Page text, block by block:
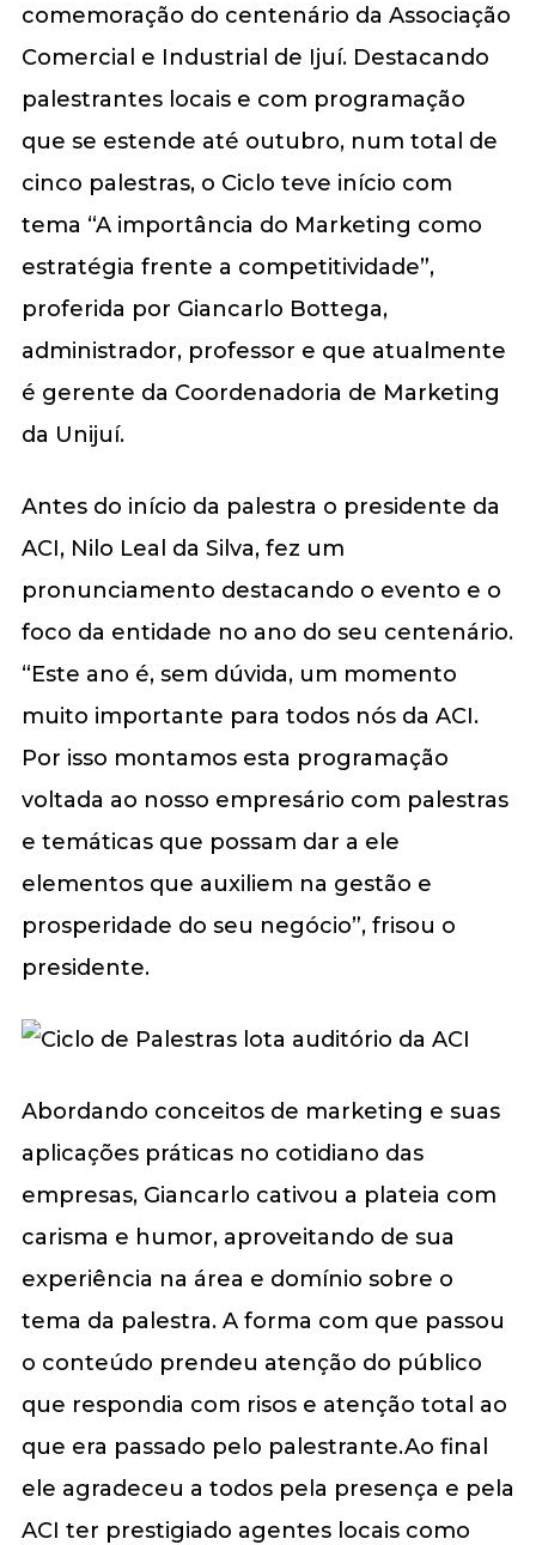
comemoração do centenário da Associação
Comercial e Industrial de Ijuí. Destacando
palestrantes locais e com programação
que se estende até outubro, num total de
cinco palestras, o Ciclo teve início com
tema “A importância do Marketing como
estratégia frente a competitividade”,
proferida por Giancarlo Bottega,
administrador, professor e que atualmente
é gerente da Coordenadoria de Marketing
da Unijuí.
Antes do início da palestra o presidente da
ACI, Nilo Leal da Silva, fez um
pronunciamento destacando o evento e o
foco da entidade no ano do seu centenário.
“Este ano é, sem dúvida, um momento
muito importante para todos nós da ACI.
Por isso montamos esta programação
voltada ao nosso empresário com palestras
e temáticas que possam dar a ele
elementos que auxiliem na gestão e
prosperidade do seu negócio”, frisou o
presidente.
Abordando conceitos de marketing e suas
aplicações práticas no cotidiano das
empresas, Giancarlo cativou a plateia com
carisma e humor, aproveitando de sua
experiência na área e domínio sobre o
tema da palestra. A forma com que passou
o conteúdo prendeu atenção do público
que respondia com risos e atenção total ao
que era passado pelo palestrante.Ao final
ele agradeceu a todos pela presença e pela
ACI ter prestigiado agentes locais como